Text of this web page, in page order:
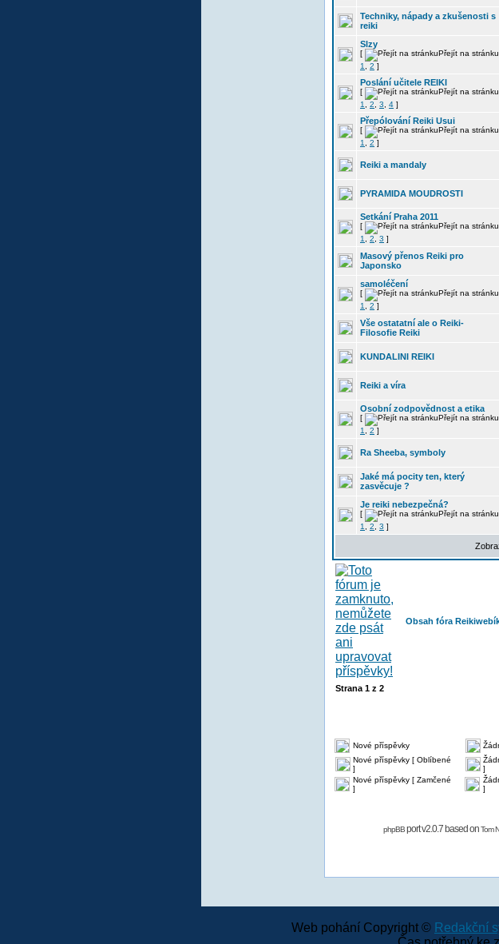
Techniky, nápady a zkušenosti s
reiki
Slzy
[
Přejít na
1
2 ]
Poslání učitele REIKI
[
Přejít na
1
2 3 4 ]
Přepólování Reiki Usui
[
Přejít na
1
2 ]
Reiki a mandaly
PYRAMIDA MOUDROSTI
Setkání Praha 2011
[
Přejít na
1
2 3 ]
Masový přenos Reiki pro
Japonsko
samoléčení
[
Přejít na
1
2 ]
Vše ostatatní ale o Reiki-
Filosofie Reiki
KUNDALINI REIKI
Reiki a víra
Osobní zodpovědnost a etika
[
Přejít na
1
2 ]
Ra Sheeba, symboly
Jaké má pocity ten, který
zasvěcuje ?
Je reiki nebezpečná?
[
Přejít na
1
2 3 ]
Obsah fóra
Strana 1 z 2
Nové příspěvky
Nové příspěvky [ Oblíbené
]
]
Nové příspěvky [ Zamčené
]
]
phpBBport v2.0.7 based onTom
Web pohání Copyright © Redakční